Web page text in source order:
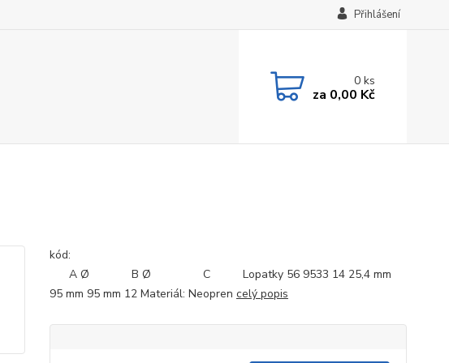
Přihlášení
0ks
za 0,00 Kč
kód:
A Ø B Ø C Lopatky 56 9533 14 25,4 mm
95 mm 95 mm 12 Materiál: Neopren celý popis